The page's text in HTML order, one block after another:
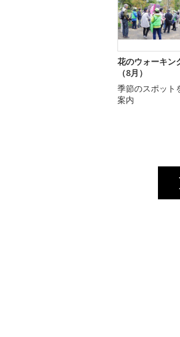
花のウォーキン
（8月）
季節のスポット
案内